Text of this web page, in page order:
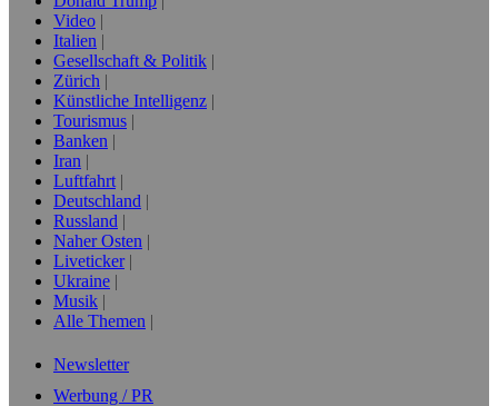
Video
Italien
Gesellschaft & Politik
Zürich
Künstliche Intelligenz
Tourismus
Banken
Iran
Luftfahrt
Deutschland
Russland
Naher Osten
Liveticker
Ukraine
Musik
Alle Themen
Newsletter
Werbung / PR